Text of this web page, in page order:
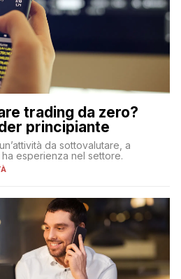
trading da zero?
principiante
da sottovalutare, a
esperienza nel settore.